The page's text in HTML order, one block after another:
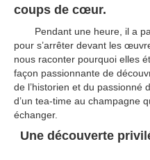
coups de cœur.
Pendant une heure, il a
pour s’arrêter devant les
nous raconter pourquoi elles
façon passionnante de
de l’historien et du passionné
d’un tea-time au champagne
échanger.
Une découverte